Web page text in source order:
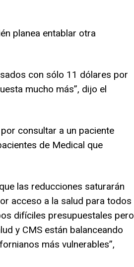
planea entablar otra
con sólo 11 dólares por
mucho más”, dijo el
consultar a un paciente
de Medical que
las reducciones saturarán
acceso a la salud para todos
difíciles presupuestales pero
y CMS están balanceando
más vulnerables”,